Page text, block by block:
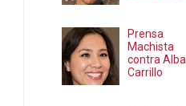
Prensa
Machista
contra Alba
Carrillo